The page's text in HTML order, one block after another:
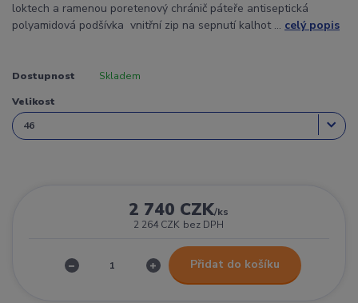
loktech a ramenou poretenový chránič páteře antiseptická
polyamidová podšívka vnitřní zip na sepnutí kalhot ... celý popis
Dostupnost Skladem
Velikost
2 740 CZK/ks
2 264 CZK bez DPH
Přidat do košíku